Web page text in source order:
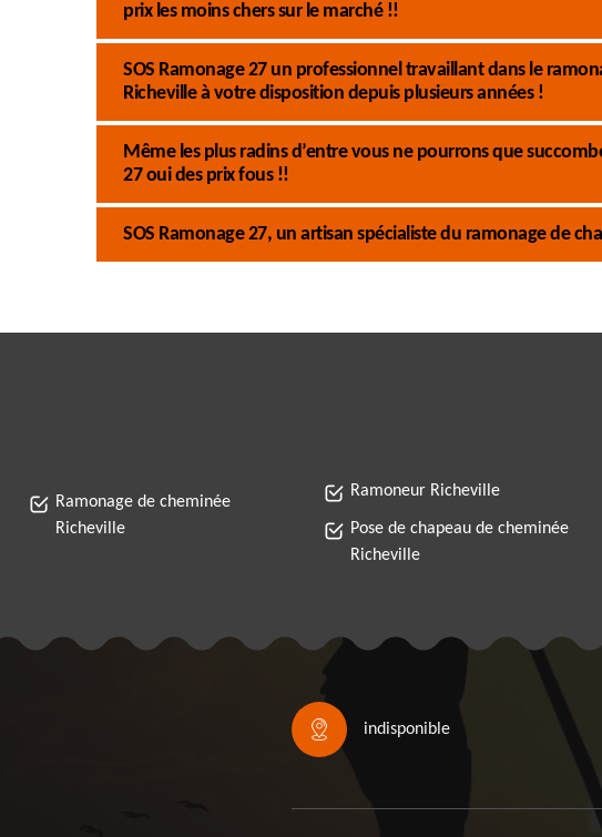
prix les moins chers sur le marché !!
SOS Ramonage 27 un professionnel travaillant dans le
Richeville à votre disposition depuis plusieurs années !
Même les plus radins d’entre vous ne pourrons que
27 oui des prix fous !!
SOS Ramonage 27, un artisan spécialiste du ramonage de
Ramonage de cheminée
Richeville
Ramoneur Richeville
Pose de chapeau de cheminée
Richeville
indisponible